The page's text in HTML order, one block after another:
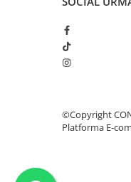
©Copyright
Platforma E-